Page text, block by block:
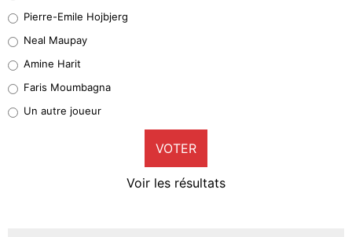
5%
1%
9%
Pierre-Emile Hojbjerg
Neal Maupay
Amine Harit
Faris Moumbagna
Un autre joueur
VOTER
Voir les résultats